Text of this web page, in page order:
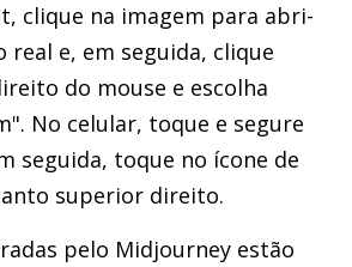
clique na imagem para abri-
real e, em seguida, clique
do mouse e escolha
No celular, toque e segure
seguida, toque no ícone de
superior direito.
pelo Midjourney estão